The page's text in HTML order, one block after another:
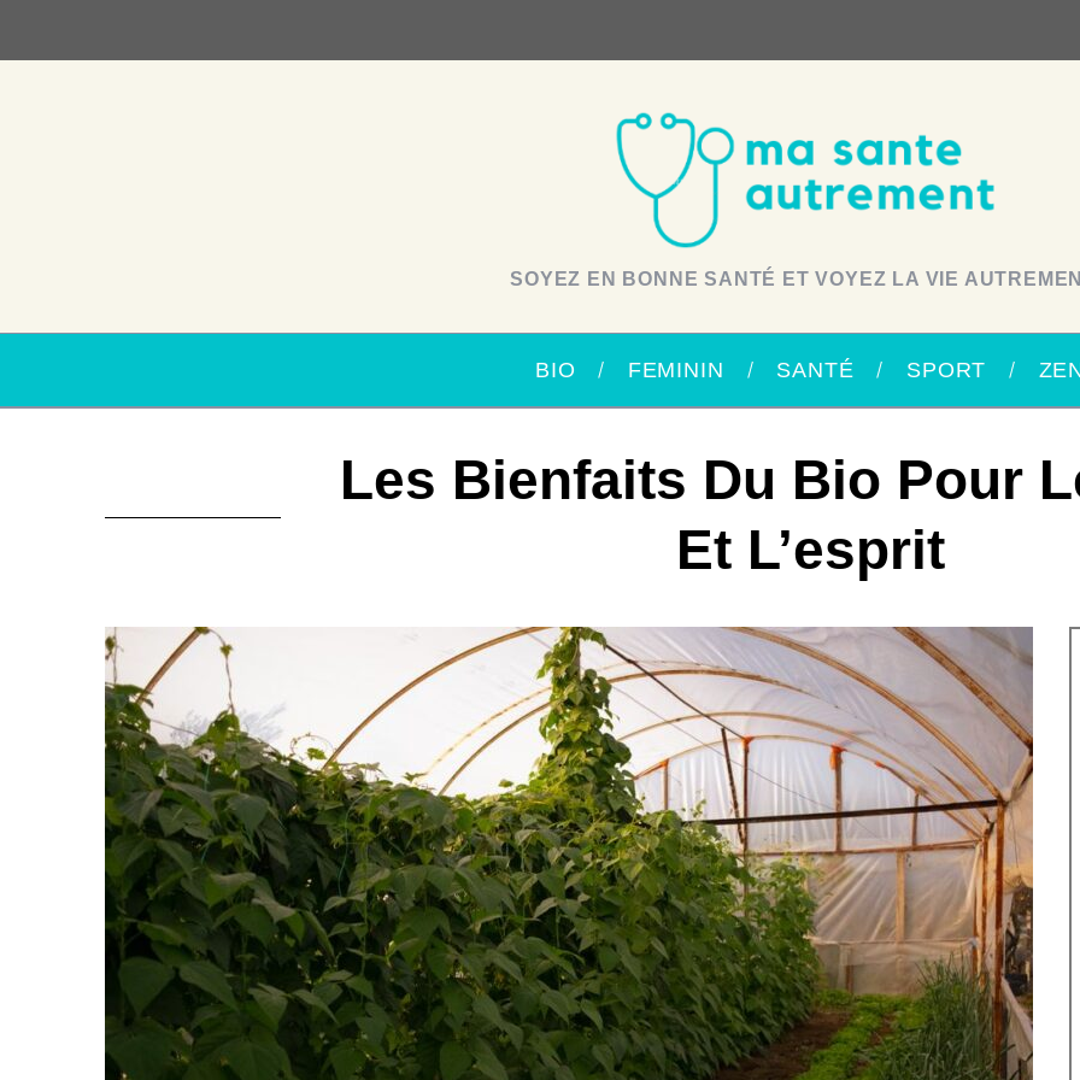
SOYEZ EN BONNE SANTÉ ET VOYEZ LA VIE
BIO FEMININ SANTÉ SPORT
Les Bienfaits Du Bio Pour
Et L’esprit